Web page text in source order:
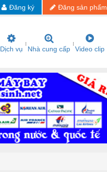
Đăng sản phẩm
Đăng ký
Dịch vụ Nhà cung cấp Video clip